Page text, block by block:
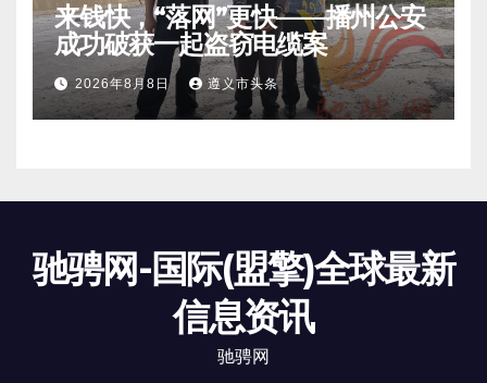
来钱快，“落网”更快——播州公安
成功破获一起盗窃电缆案
2026年8月8日 遵义市头条
驰骋网-国际(盟擎)全球最新
信息资讯
驰骋网